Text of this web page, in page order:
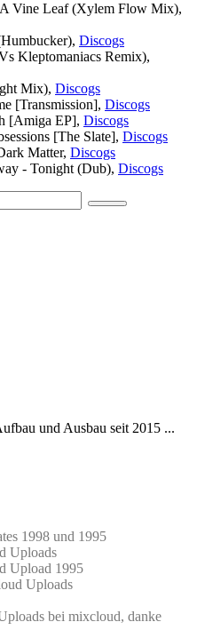
Vine Leaf (Xylem Flow Mix),
Discogs
Kleptomaniacs Remix),
Mix), Discogs
[Transmission], Discogs
[Amiga EP], Discogs
[The Slate], Discogs
Matter, Discogs
- Tonight (Dub), Discogs
und Ausbau seit 2015 ...
1998 und 1995
Uploads
Upload 1995
Uploads
bei mixcloud, danke